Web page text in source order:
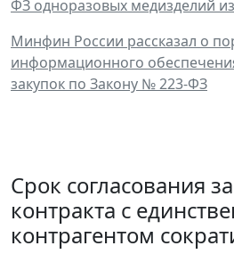
ФЗ одноразовых медизделий
Минфин России рассказал о
информационного
закупок по Закону № 223-ФЗ
Срок согласования
контракта с
контрагентом